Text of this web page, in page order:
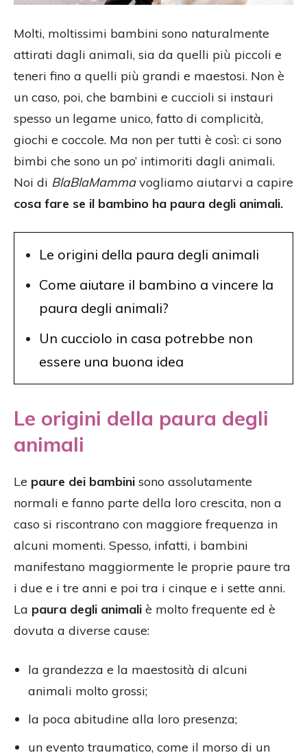
Molti, moltissimi bambini sono naturalmente
attirati dagli animali, sia da quelli più piccoli e
teneri fino a quelli più grandi e maestosi. Non è
un caso, poi, che bambini e cuccioli si instauri
spesso un legame unico, fatto di complicità,
giochi e coccole. Ma non per tutti è così: ci sono
bimbi che sono un po’ intimoriti dagli animali.
Noi di BlaBlaMammavogliamo aiutarvi a capire
cosa fare se il bambino ha paura degli animali.
Le origini della paura degli animali
Come aiutare il bambino a vincere la
paura degli animali?
Un cucciolo in casa potrebbe non
essere una buona idea
Le origini della paura degli
animali
Le paure dei bambini sono assolutamente
normali e fanno parte della loro crescita, non a
caso si riscontrano con maggiore frequenza in
alcuni momenti. Spesso, infatti, i bambini
manifestano maggiormente le proprie paure tra
i due e i tre anni e poi tra i cinque e i sette anni.
La paura degli animali è molto frequente ed è
dovuta a diverse cause:
la grandezza e la maestosità di alcuni
animali molto grossi;
la poca abitudine alla loro presenza;
un evento traumatico, come il morso di un